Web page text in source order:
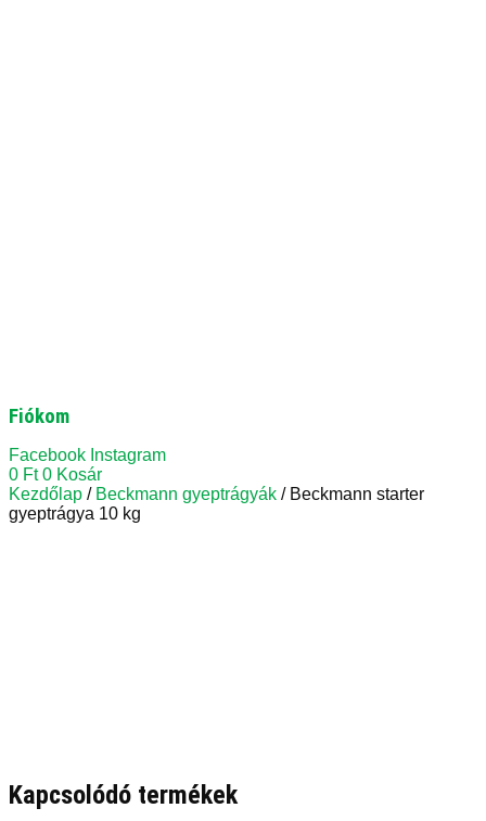
Fiókom
Facebook Instagram
0 Ft 0 Kosár
Kezdőlap / Beckmann gyeptrágyák / Beckmann starter
gyeptrágya 10 kg
Kapcsolódó termékek